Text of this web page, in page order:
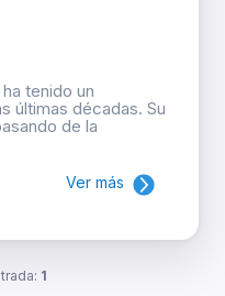
tenido un
últimas décadas. Su
de la
Ver más
1